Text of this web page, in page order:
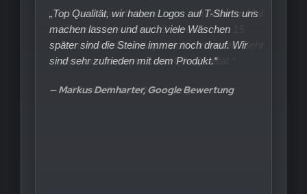
„Top Qualität, wir haben Logos auf T-Shirts uns
machen lassen und auch viele Wäschen
später sind die Steine immer noch drauf. Wir
sind sehr zufrieden mit dem Produkt.“
— Markus Demharter, Google Bewertung